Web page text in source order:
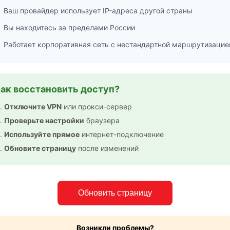
Ваш провайдер использует IP-адреса другой страны
Вы находитесь за пределами России
Работает корпоративная сеть с нестандартной
восстановить доступ?
Отключите VPN или прокси-сервер
Проверьте настройки браузера
Используйте прямое интернет-подключение
Обновите страницу после изменений
Обновить страницу
Возникли проблемы?